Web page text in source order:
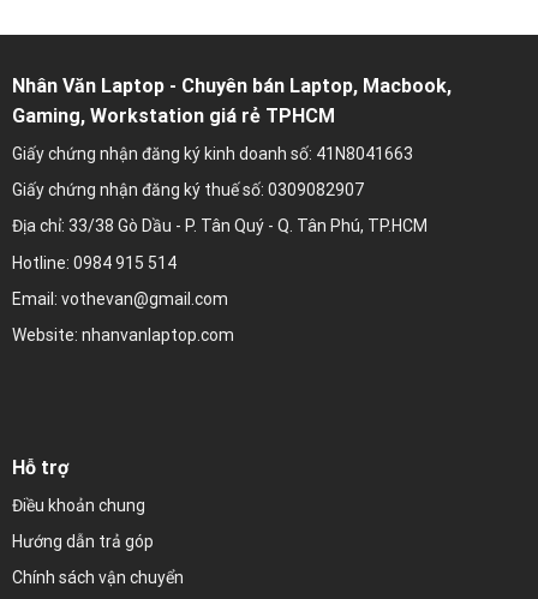
Nhân Văn Laptop - Chuyên bán Laptop, Macbook,
Gaming, Workstation giá rẻ TPHCM
Giấy chứng nhận đăng ký kinh doanh số: 41N8041663
Giấy chứng nhận đăng ký thuế số: 0309082907
Địa chỉ: 33/38 Gò Dầu - P. Tân Quý - Q. Tân Phú, TP.HCM
Hotline: 0984 915 514
Email: vothevan@gmail.com
Website: nhanvanlaptop.com
Hỗ trợ
Điều khoản chung
Hướng dẫn trả góp
Chính sách vận chuyển